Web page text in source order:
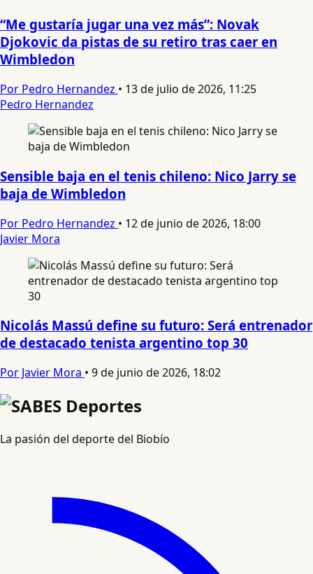
“Me gustaría jugar una vez más”: Novak
Djokovic da pistas de su retiro tras caer en
Wimbledon
Por Pedro Hernandez • 13 de julio de 2026, 11:25
Pedro Hernandez
Sensible baja en el tenis chileno: Nico Jarry se
baja de Wimbledon
Por Pedro Hernandez • 12 de junio de 2026, 18:00
Javier Mora
Nicolás Massú define su futuro: Será entrenador
de destacado tenista argentino top 30
Por Javier Mora • 9 de junio de 2026, 18:02
La pasión del deporte del Biobío